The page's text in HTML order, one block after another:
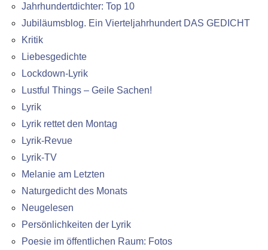
Jahrhundertdichter: Top 10
Jubiläumsblog. Ein Vierteljahrhundert DAS GEDICHT
Kritik
Liebesgedichte
Lockdown-Lyrik
Lustful Things – Geile Sachen!
Lyrik
Lyrik rettet den Montag
Lyrik-Revue
Lyrik-TV
Melanie am Letzten
Naturgedicht des Monats
Neugelesen
Persönlichkeiten der Lyrik
Poesie im öffentlichen Raum: Fotos